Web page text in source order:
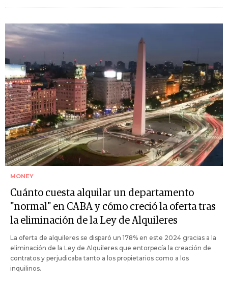
MONEY
Cuánto cuesta alquilar un departamento
"normal" en CABA y cómo creció la oferta tras
la eliminación de la Ley de Alquileres
La oferta de alquileres se disparó un 178% en este 2024 gracias a la
eliminación de la Ley de Alquileres que entorpecía la creación de
contratos y perjudicaba tanto a los propietarios como a los
inquilinos.